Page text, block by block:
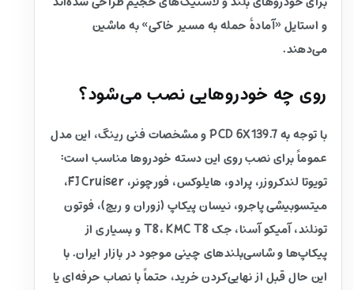
و استایل «آمادهٔ حمله به مسیر خاکی» به ماشین
می‌دهند.
روی چه خودروهایی نصب می‌شود؟
با توجه به PCD 6X139.7 و مشخصات فنی رینگ، این مدل
عموماً برای نصب روی این دسته خودروها مناسب است:
تویوتا لندکروزر، پرادو، هایلوکس، فورچونر، FJ Cruiser،
میتسوبیشی پاجرو، نیسان پیکاپ (زوران و ریچ)، فوتون
تونلند، آمیکو آسنا، جک T8، KMC T8 و بسیاری از
پیکاپ‌ها و شاسی‌بلندهای چینی موجود در بازار ایران. با
این حال قبل از نهایی‌کردن خرید، حتماً با نصاب حرفه‌ای یا